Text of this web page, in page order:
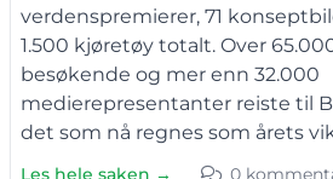
verdenspremierer, 71
1.500 kjøretøy totalt. Over
besøkende og mer enn 32.000
medierepresentanter reiste til
det som nå regnes som årets
Les hele saken → 0